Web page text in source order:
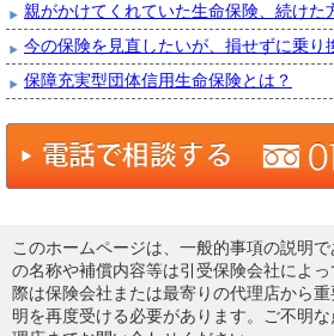
親がかけてくれていた生命保険、続けた
今の保険を見直したいが、損せずに乗り
保障充実型団体信用生命保険とは？
このホームページは、一般的事項の説明
の名称や補償内容等は引受保険会社によ
際は保険会社または最寄りの代理店から
明を再度受ける必要があります。ご不明